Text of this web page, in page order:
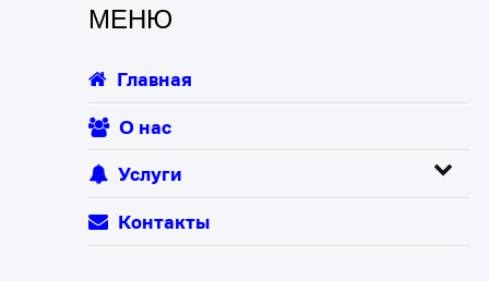
МЕНЮ
Главная
О нас
Услуги
Контакты